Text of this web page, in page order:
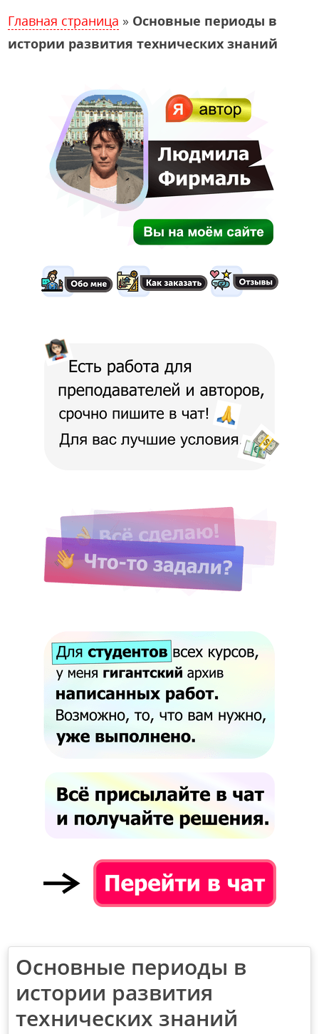
Главная страница » Основные периоды в
истории развития технических знаний
Основные периоды в
истории развития
технических знаний